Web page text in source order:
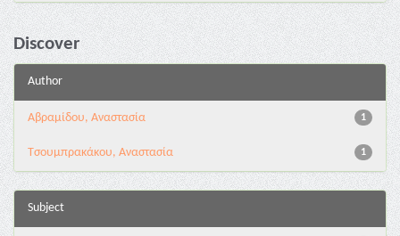
Discover
Author
1
Αβραμίδου, Αναστασία
1
Τσουμπρακάκου, Αναστασία
Subject